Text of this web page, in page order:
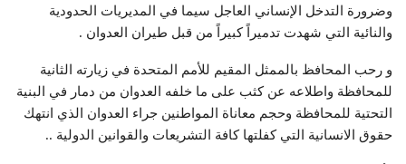
وضرورة التدخل الإنساني العاجل سيما في المديريات الحدودية
والنائية التي شهدت تدميراً كبيراً من قبل طيران العدوان .
و رحب المحافظ بالممثل المقيم للأمم المتحدة في زيارته الثانية
للمحافظة واطلاعه عن كثب على ما خلفه العدوان من دمار في البنية
التحتية للمحافظة وحجم معاناة المواطنين جراء العدوان الذي انتهك
حقوق الانسانية التي كفلتها كافة التشريعات والقوانين الدولية ..